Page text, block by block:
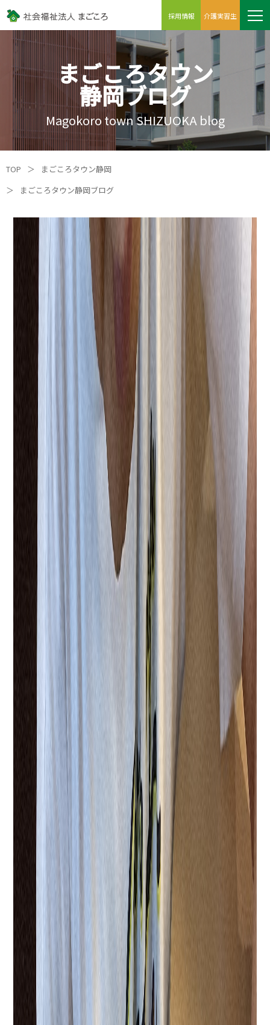
採用情報 介護実習生
まごころタウン
静岡ブログ
Magokoro town SHIZUOKA blog
TOP ＞
まごころタウン静岡
＞
まごころタウン静岡ブログ